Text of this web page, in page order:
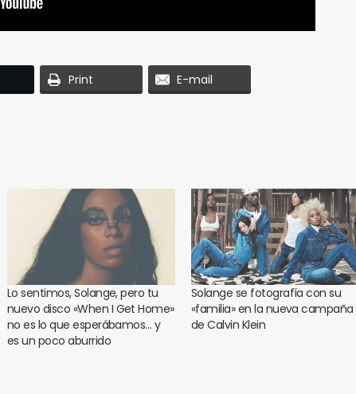
Print E-mail
Lo sentimos, Solange, pero tu
nuevo disco «When I Get Home»
no es lo que esperábamos… y
es un poco aburrido
Solange se fotografía con su
«familia» en la nueva campaña
de Calvin Klein